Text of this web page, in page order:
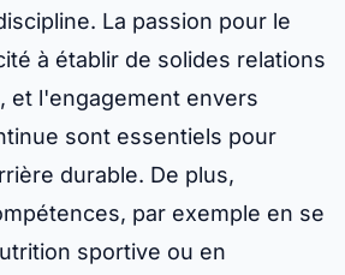
La passion pour le
à établir de solides relations
et l'engagement envers
sont essentiels pour
durable. De plus,
par exemple en se
sportive ou en